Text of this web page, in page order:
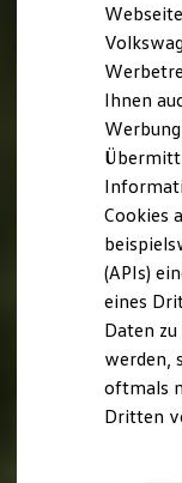
R-
GTI
we drive
Besitzer und
Software
Service
Zubehör
Ihnen
Cookies
(APIs)
eines
Daten
werden,
oftmals
Dritten